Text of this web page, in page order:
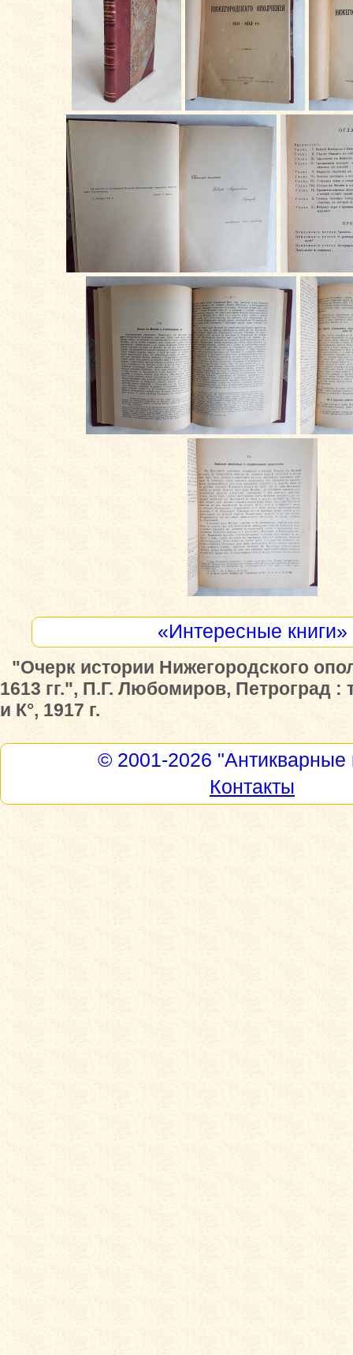
«Интересные книги»
"Очерк истории Нижегородского
1613 гг.", П.Г. Любомиров, Петроград
и К°, 1917 г.
© 2001-2026 "Антикварные
Контакты